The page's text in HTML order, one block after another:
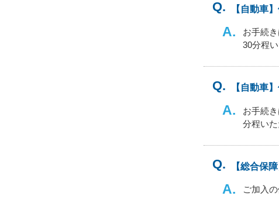
【自動車
お手続
30分程
【自動車
お手続
分程い
【総合保
ご加入